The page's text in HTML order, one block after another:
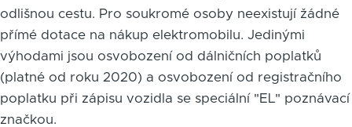
odlišnou cestu. Pro soukromé osoby neexistují žádné
přímé dotace na nákup elektromobilu. Jedinými
výhodami jsou osvobození od dálničních poplatků
(platné od roku 2020) a osvobození od registračního
poplatku při zápisu vozidla se speciální "EL" poznávací
značkou.